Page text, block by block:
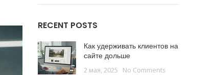
RECENT POSTS
Как удерживать клиентов на
сайте дольше
2 мая, 2025 No Comments